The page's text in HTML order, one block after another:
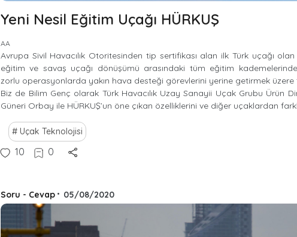
Yeni Nesil Eğitim Uçağı HÜRKUŞ
AA
Avrupa Sivil Havacılık Otoritesinden tip sertifikası alan ilk Türk uçağı olan
eğitim ve savaş uçağı dönüşümü arasındaki tüm eğitim
zorlu operasyonlarda yakın hava desteği görevlerini yerine getirmek üzere
Biz de Bilim Genç olarak Türk Havacılık Uzay Sanayii Uçak Grubu Ürün
Güneri Orbay ile HÜRKUŞ’un öne çıkan özelliklerini ve diğer uçaklardan
Uçak Teknolojisi
10 0
Soru - Cevap • 05/08/2020